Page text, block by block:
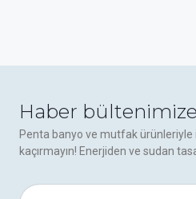
Haber
Penta banyo ve mutfak ürünleriyle
kaçırmayın! Enerjiden ve sudan